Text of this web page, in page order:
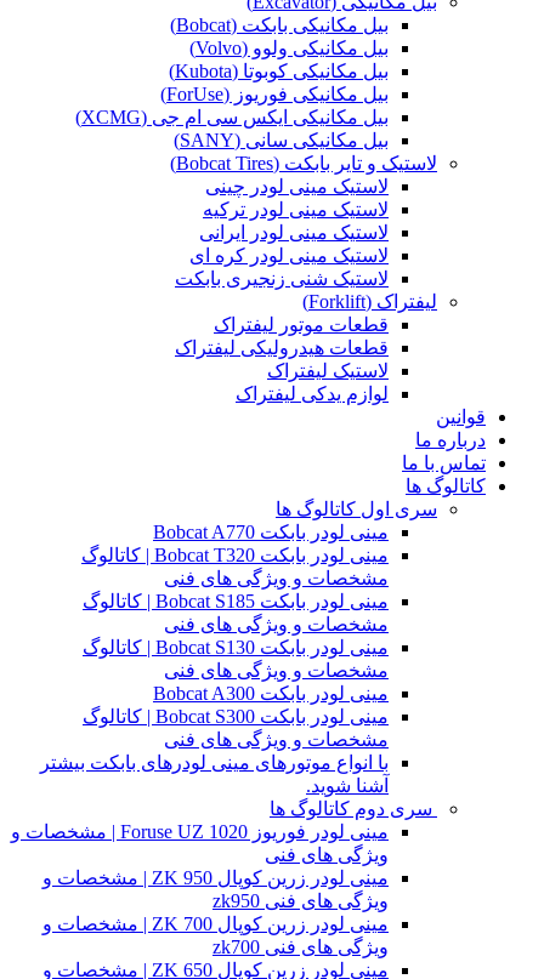
بیل مکانیکی بابکت (Bobcat)
بیل مکانیکی ولوو (Volvo)
بیل مکانیکی کوبوتا (Kubota)
بیل مکانیکی فوریوز (ForUse)
بیل مکانیکی ایکس سی ام جی (XCMG)
بیل مکانیکی سانی (SANY)
لاستیک و تایر بابکت (Bobcat Tires)
لاستیک مینی لودر چینی
لاستیک مینی لودر ترکیه
لاستیک مینی لودر ایرانی
لاستیک مینی لودر کره ای
لاستیک شنی زنجیری بابکت
لیفتراک (Forklift)
قطعات موتور لیفتراک
قطعات هیدرولیکی لیفتراک
لاستیک لیفتراک
لوازم یدکی لیفتراک
قوانین
درباره ما
تماس با ما
کاتالوگ ها
سری اول کاتالوگ ها
مینی لودر بابکت Bobcat A770
مینی لودر بابکت Bobcat T320 | کاتالوگ
مشخصات و ویژگی های فنی
مینی لودر بابکت Bobcat S185 | کاتالوگ
مشخصات و ویژگی های فنی
مینی لودر بابکت Bobcat S130 | کاتالوگ
مشخصات و ویژگی های فنی
مینی لودر بابکت Bobcat A300
مینی لودر بابکت Bobcat S300 | کاتالوگ
مشخصات و ویژگی های فنی
با انواع موتورهای مینی لودرهای بابکت بیشتر
آشنا شوید.
سری دوم کاتالوگ ها
مینی لودر فوریوز Foruse UZ 1020 | مشخصات و
ویژگی های فنی
مینی لودر زرین کوپال ZK 950 | مشخصات و
ویژگی های فنی zk950
مینی لودر زرین کوپال ZK 700 | مشخصات و
ویژگی های فنی zk700
مینی لودر زرین کوپال ZK 650 | مشخصات و